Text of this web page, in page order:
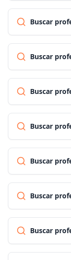
Buscar
Buscar
Buscar
Buscar
Buscar
Buscar
Buscar